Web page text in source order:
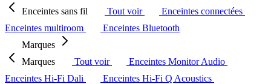
Enceintes sans fil
Tout voir
Enceintes connectées
Enceintes multiroom
Enceintes Bluetooth
Marques
Marques
Tout voir
Enceintes Monitor Audio
Enceintes Hi-Fi Dali
Enceintes Hi-Fi Q Acoustics